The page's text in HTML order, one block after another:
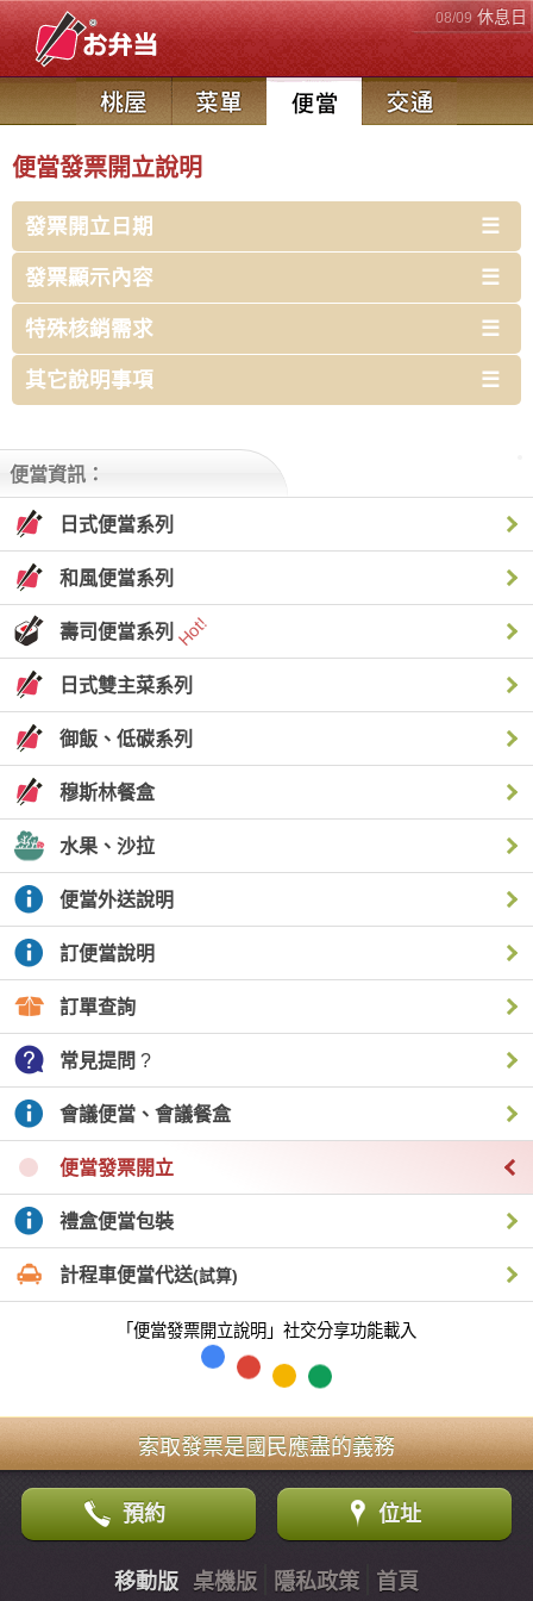
08/09休息日
便當發票開立說明
發票開立日期
交易產生時發票即開立。預先訂購或付款，發票於付款
當下就會開立。(通常是付款當日或取件當日)
發票顯示內容
發票品項僅會顯示一筆餐飲費總額。因系統的限制，發
票上不顯示品名及數量，僅顯示為"餐飲費"一筆費用。該
費用包含：便當、水果、物流、其他服務...等，費用的加
總。我們會另附一張POS機的明細給您。
特殊核銷需求
替換發票:
銷貨退回跨月、跨年..等。
拆分或合併發票:
兩張發票需合併為一張核銷。
遺失發票補發:
我們協助您開立符合國稅局規範與正本相符的文件證明(與正
其它說明事項
報帳問題，在我們可以協助的範圍內提供您可行的作業
程序。
標準：
當日交易當日發票。
交易預先產生，延後便當交貨日期。(提前發票開立日期)
延後：
日期)
便當資訊：
日式便當系列
和風便當系列
壽司便當系列
日式雙主菜系列
御飯、低碳系列
穆斯林餐盒
水果、沙拉
便當外送說明
訂便當說明
訂單查詢
常見提問 ?
會議便當、會議餐盒
便當發票開立
禮盒便當包裝
計程車便當代送(試算)
「便當發票開立說明」社交分享功能載入
索取發票是國民應盡的義務
預約 位址
移動版 桌機版 隱私政策 首頁